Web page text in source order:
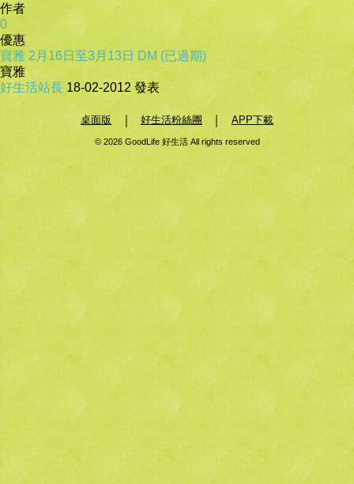
作者
0
優惠
寶雅 2月16日至3月13日 DM (已過期)
寶雅
好生活站長 18-02-2012 發表
桌面版 好生活粉絲團 APP下載
© 2026 GoodLife 好生活 All rights reserved